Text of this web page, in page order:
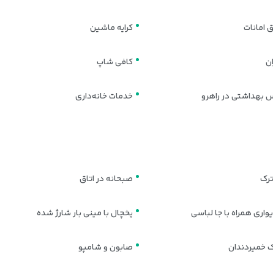
متعادل برای سفرهای تفریحی و کاری است. فضای مناسب و طراحی ساده، امانات کرایه ماشین
کافی شاپ
بهداشتی در راهرو خدمات خانه‌داری
صبحانه در اتاق
همراه با جا لباسی یخچال با مینی بار شارژ شده
خمیردندان صابون و شامپو